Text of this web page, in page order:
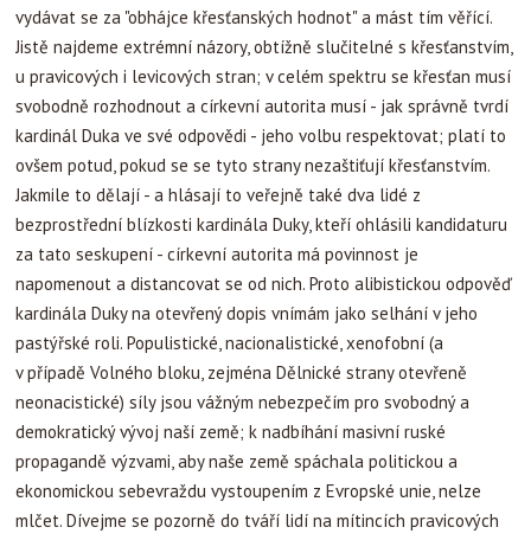
vydávat se za "obhájce křesťanských hodnot" a mást tím věřící.
Jistě najdeme extrémní názory, obtížně slučitelné s křesťanstvím,
u pravicových i levicových stran; v celém spektru se křesťan musí
svobodně rozhodnout a církevní autorita musí - jak správně tvrdí
kardinál Duka ve své odpovědi - jeho volbu respektovat; platí to
ovšem potud, pokud se se tyto strany nezaštiťují křesťanstvím.
Jakmile to dělají - a hlásají to veřejně také dva lidé z
bezprostřední blízkosti kardinála Duky, kteří ohlásili kandidaturu
za tato seskupení - církevní autorita má povinnost je
napomenout a distancovat se od nich. Proto alibistickou odpověď
kardinála Duky na otevřený dopis vnímám jako selhání v jeho
pastýřské roli. Populistické, nacionalistické, xenofobní (a
v případě Volného bloku, zejména Dělnické strany otevřeně
neonacistické) síly jsou vážným nebezpečím pro svobodný a
demokratický vývoj naší země; k nadbíhání masivní ruské
propagandě výzvami, aby naše země spáchala politickou a
ekonomickou sebevraždu vystoupením z Evropské unie, nelze
mlčet. Dívejme se pozorně do tváří lidí na mítincích pravicových